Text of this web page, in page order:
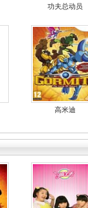
功夫总动员
高米迪